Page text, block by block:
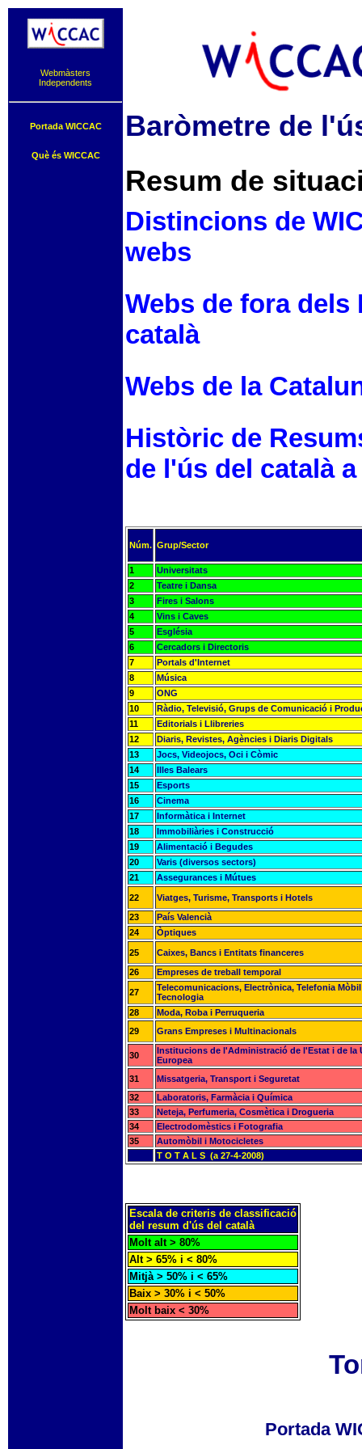
Webmàsters
Independents
Portada WICCAC
Què és WICCAC
Baròmetre de
Resum de
Distincions de
webs
Webs de fora dels
català
Webs de la
Històric de
de l'ús del català
Núm. Grup/Sector
1
Universitats
2
Teatre i Dansa
3
Fires i Salons
4
Vins i Caves
5
Església
6
Cercadors i Directoris
7
Portals d'Internet
8
Música
9
ONG
10
Ràdio, Televisió, Grups de Comunicació i
11
Editorials i Llibreries
12
Diaris, Revistes, Agències i Diaris Digitals
13
Jocs, Videojocs, Oci i Còmic
14
Illes Balears
15
Esports
16
Cinema
17
Informàtica i Internet
18
Immobiliàries i Construcció
19
Alimentació i Begudes
20
Varis (diversos sectors)
21
Assegurances i Mútues
22
Viatges, Turisme, Transports i Hotels
23
País Valencià
24
Òptiques
25
Caixes, Bancs i Entitats financeres
26
Empreses de treball temporal
27
Telecomunicacions, Electrònica, Telefonia
Tecnologia
28
Moda, Roba i Perruqueria
29
Grans Empreses i Multinacionals
30
Institucions de l'Administració de l'Estat i de la
Europea
31
Missatgeria, Transport i Seguretat
32
Laboratoris, Farmàcia i Química
33
Neteja, Perfumeria, Cosmètica i Drogueria
34
Electrodomèstics i Fotografia
35
Automòbil i Motocicletes
T O T A L S (a 27-4-2008)
Escala de criteris de classificació
del resum d'ús del català
Molt alt > 80%
Alt > 65% i < 80%
Mitjà > 50% i < 65%
Baix > 30% i < 50%
Molt baix < 30%
Portada